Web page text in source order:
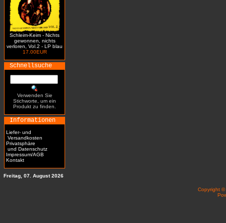
Schleim-Keim - Nichts
gewonnen, nichts
verloren, Vol.2 - LP blau
17.00EUR
Schnellsuche
Verwenden Sie
Stichworte, um ein
Produkt zu finden.
Informationen
Liefer- und
Versandkosten
Privatsphäre
und Datenschutz
Impressum/AGB
Kontakt
Freitag, 07. August 2026
Copyright